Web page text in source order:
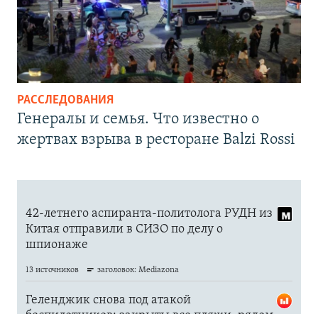
РАССЛЕДОВАНИЯ
Генералы и семья. Что известно о
жертвах взрыва в ресторане Balzi Rossi